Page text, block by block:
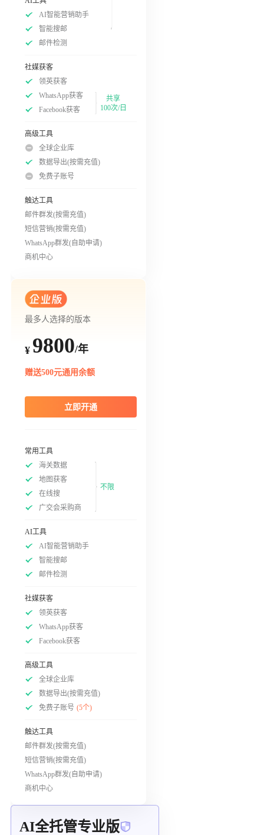
AI智能营销助手
智能搜邮
邮件检测
社媒获客
领英获客
WhatsApp获客
Facebook获客
共享
100次/日
高级工具
全球企业库
数据导出(按需充值)
免费子账号
触达工具
邮件群发(按需充值)
短信营销(按需充值)
WhatsApp群发(自助申请)
商机中心
最多人选择的版本
¥ 9800/年
赠送500元通用余额
立即开通
常用工具
海关数据
地图获客
在线搜
广交会采购商
不限
AI工具
AI智能营销助手
智能搜邮
邮件检测
社媒获客
领英获客
WhatsApp获客
Facebook获客
高级工具
全球企业库
数据导出(按需充值)
免费子账号 (5个)
触达工具
邮件群发(按需充值)
短信营销(按需充值)
WhatsApp群发(自助申请)
商机中心
AI全托管专业版